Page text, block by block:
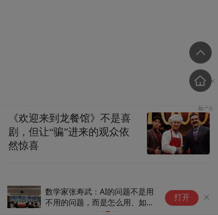
题不是用
用、如何
台风“白海豚”逼近！山东省防指
会商调度 各地严阵以待做好这
些防范
打开
《欢迎来到龙餐馆》不是喜
剧，但让“骗”进来的观众依
然惊喜